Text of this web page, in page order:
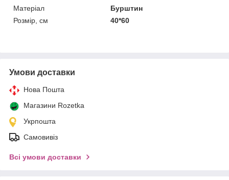
Матеріал
Бурштин
Розмір, см
40*60
Умови доставки
Нова Пошта
Магазини Rozetka
Укрпошта
Самовивіз
Всі умови доставки